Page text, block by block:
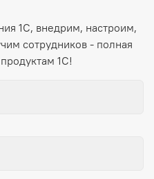
1С, внедрим, настроим,
сотрудников - полная
1С!